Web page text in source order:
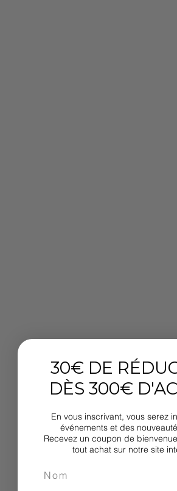
30€ DE
DÈS 300€
En vous inscrivant, vous serez
événements et des
Recevez un coupon de
tout achat sur notre site